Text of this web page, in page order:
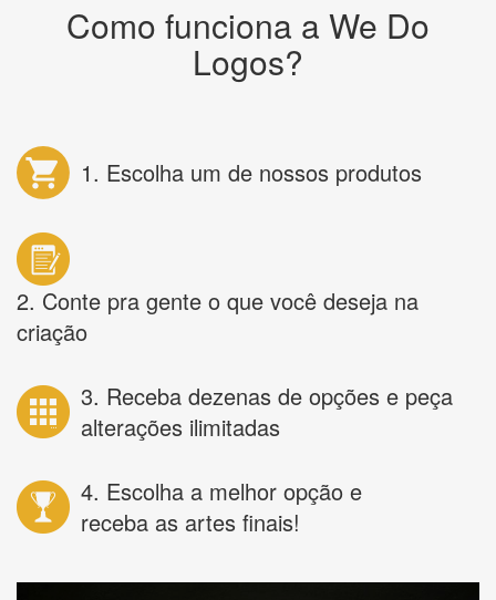
Como funciona a We Do
Logos?
1. Escolha um de nossos produtos
2. Conte pra gente o que você deseja na
criação
3. Receba dezenas de opções e peça
alterações ilimitadas
4. Escolha a melhor opção e
receba as artes finais!